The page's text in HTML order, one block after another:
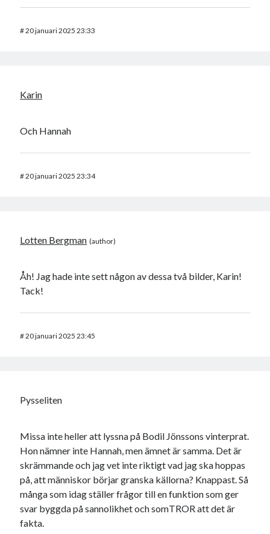
#20 januari 2025 23:33
Karin
Och Hannah
#20 januari 2025 23:34
Lotten Bergman
Åh! Jag hade inte sett någon av dessa två bilder, Karin!
Tack!
#20 januari 2025 23:45
Pysseliten
Missa inte heller att lyssna på Bodil Jönssons vinterprat.
Hon nämner inte Hannah, men ämnet är samma. Det är
skrämmande och jag vet inte riktigt vad jag ska hoppas
på, att människor börjar granska källorna? Knappast. Så
många som idag ställer frågor till en funktion som ger
svar byggda på sannolikhet och somTROR att det är
fakta.